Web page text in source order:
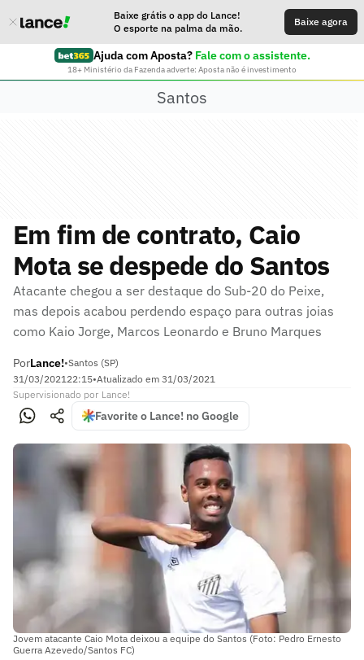
Baixe grátis o app do Lance!
O esporte na palma da mão.
Baixe agora
Ajuda com Aposta? Fale com o assistente.
18+ Ministério da Fazenda adverte: Aposta não é investimento
Santos
Em fim de contrato, Caio
Mota se despede do Santos
Atacante chegou a ser destaque do Sub-20 do Peixe,
mas depois acabou perdendo espaço para outras joias
como Kaio Jorge, Marcos Leonardo e Bruno Marques
PorLance!•Santos (SP)
31/03/202122:15•Atualizado em 31/03/2021
Supervisionado por Lance!
Favorite o Lance! no Google
Jovem atacante Caio Mota deixou a equipe do Santos (Foto: Pedro Ernesto
Guerra Azevedo/Santos FC)